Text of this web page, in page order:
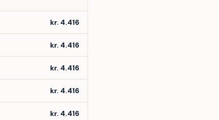
kr. 4.416
kr. 4.416
kr. 4.416
kr. 4.416
kr. 4.416